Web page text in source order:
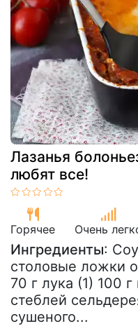
Лазанья
любят все!
Горячее Очень
Ингредиенты:
столовые ложки
70 г лука (1) 100
стеблей
сушеного...